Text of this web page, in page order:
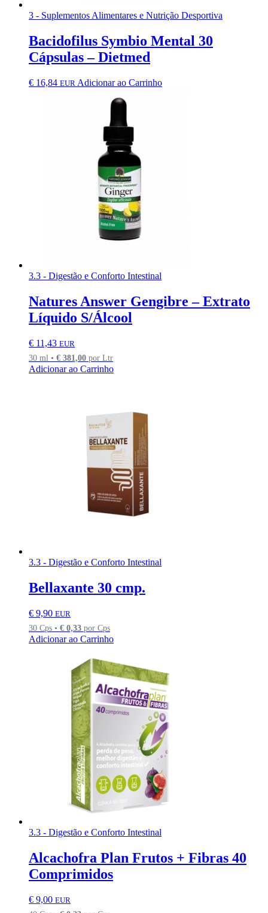
3 - Suplementos Alimentares e Nutrição Desportiva
Bacidofilus Symbio Mental 30
Cápsulas – Dietmed
€ 16,84 EUR Adicionar ao Carrinho
3.3 - Digestão e Conforto Intestinal
Natures Answer Gengibre – Extrato
Líquido S/Álcool
€ 11,43 EUR
30 ml • € 381,00 por Ltr
Adicionar ao Carrinho
3.3 - Digestão e Conforto Intestinal
Bellaxante 30 cmp.
€ 9,90 EUR
30 Cps • € 0,33 por Cps
Adicionar ao Carrinho
3.3 - Digestão e Conforto Intestinal
Alcachofra Plan Frutos + Fibras 40
Comprimidos
€ 9,00 EUR